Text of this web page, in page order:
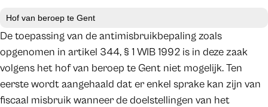
Hof van beroep te Gent
De toepassing van de antimisbruikbepaling zoals
opgenomen in artikel 344, § 1 WIB 1992 is in deze zaak
volgens het hof van beroep te Gent niet mogelijk. Ten
eerste wordt aangehaald dat er enkel sprake kan zijn van
fiscaal misbruik wanneer de doelstellingen van het